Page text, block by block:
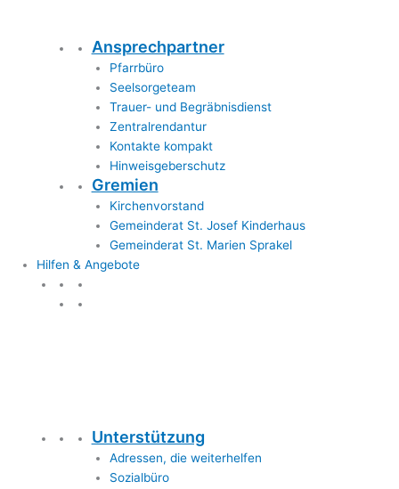
Ansprechpartner
Pfarrbüro
Seelsorgeteam
Trauer- und Begräbnisdienst
Zentralrendantur
Kontakte kompakt
Hinweisgeberschutz
Gremien
Kirchenvorstand
Gemeinderat St. Josef Kinderhaus
Gemeinderat St. Marien Sprakel
Hilfen & Angebote
Unterstützung
Adressen, die weiterhelfen
Sozialbüro